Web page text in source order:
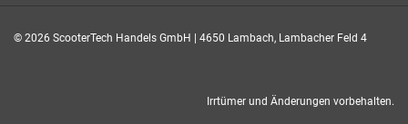
© 2026 ScooterTech Handels GmbH | 4650 Lambach, Lambacher Feld 4
Irrtümer und Änderungen vorbehalten.